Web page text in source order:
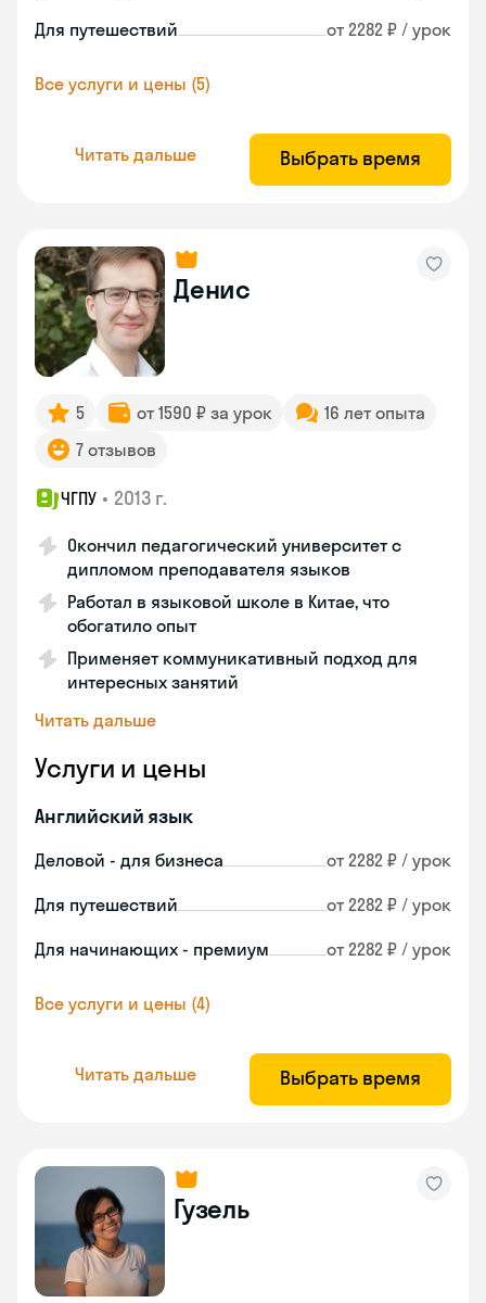
Для путешествий от 2282 ₽ / урок
Все услуги и цены (5)
Читать дальше Выбрать время
Денис
5 от 1590 ₽ за урок
16 лет опыта
7 отзывов
ЧГПУ • 2013 г.
Окончил педагогический университет с
дипломом преподавателя языков
Работал в языковой школе в Китае, что
обогатило опыт
Применяет коммуникативный подход для
интересных занятий
Читать дальше
Услуги и цены
Английский язык
Деловой - для бизнеса от 2282 ₽ / урок
Для путешествий от 2282 ₽ / урок
Для начинающих - премиум от 2282 ₽ / урок
Все услуги и цены (4)
Читать дальше Выбрать время
Гузель